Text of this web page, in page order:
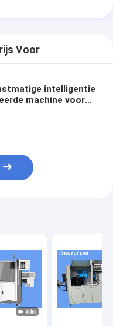
Voor
intelligentie
machine voor